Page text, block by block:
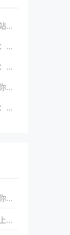
求
力